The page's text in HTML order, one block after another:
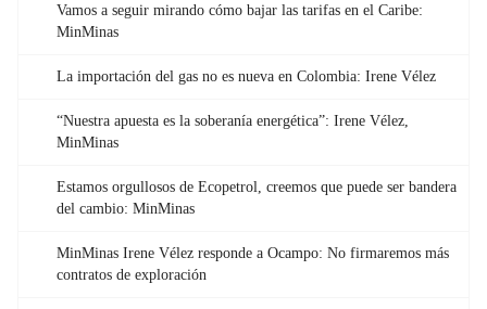
Vamos a seguir mirando cómo bajar las tarifas en el Caribe:
MinMinas
La importación del gas no es nueva en Colombia: Irene Vélez
“Nuestra apuesta es la soberanía energética”: Irene Vélez,
MinMinas
Estamos orgullosos de Ecopetrol, creemos que puede ser bandera
del cambio: MinMinas
MinMinas Irene Vélez responde a Ocampo: No firmaremos más
contratos de exploración